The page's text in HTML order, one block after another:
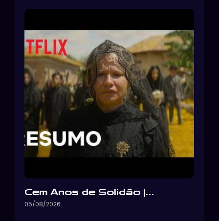
Cem Anos de Solidão |…
05/08/2026